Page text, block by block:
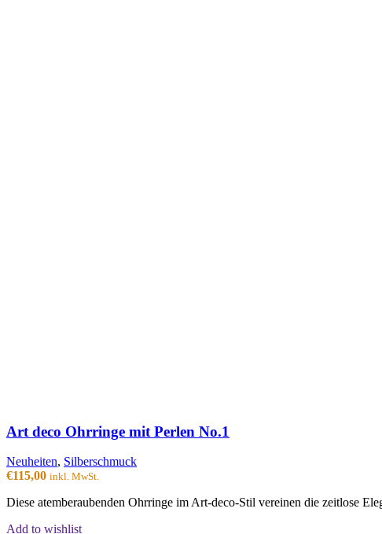
Art deco Ohrringe mit Perlen No.1
Neuheiten, Silberschmuck
€115,00 inkl. MwSt.
Diese atemberaubenden Ohrringe im Art-deco-Stil vereinen die zeitlose
Add to wishlist